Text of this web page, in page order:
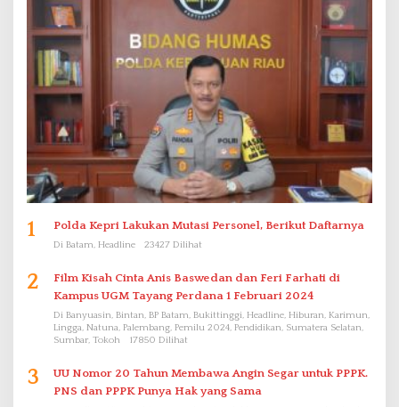
1 Polda Kepri Lakukan Mutasi Personel, Berikut Daftarnya
Di Batam, Headline 23427 Dilihat
2
Film Kisah Cinta Anis Baswedan dan Feri Farhati di
Kampus UGM Tayang Perdana 1 Februari 2024
Di Banyuasin, Bintan, BP Batam, Bukittinggi, Headline, Hiburan, Karimun,
Lingga, Natuna, Palembang, Pemilu 2024, Pendidikan, Sumatera Selatan,
Sumbar, Tokoh
17850 Dilihat
3
UU Nomor 20 Tahun Membawa Angin Segar untuk PPPK.
PNS dan PPPK Punya Hak yang Sama